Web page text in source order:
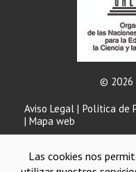
© 2026
Aviso Legal | Política de
| Mapa web
Las cookies nos